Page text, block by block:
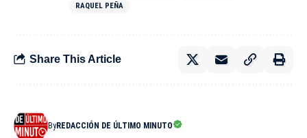
RAQUEL PE­ÑA
Share This Article
ByREDACCIÓN DE ÚLTIMO MINUTO